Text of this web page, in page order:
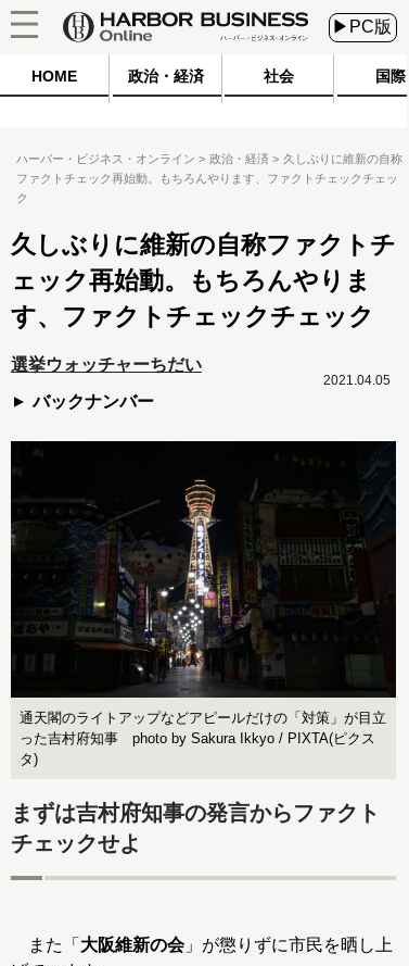
▶PC版
HOME 政治・経済 社会 国際
ハーバー・ビジネス・オンライン 政治・経済
久しぶりに維新の自称
ファクトチェック再始動。もちろんやります、ファクトチェックチェッ
ク
久しぶりに維新の自称ファクトチ
ェック再始動。もちろんやりま
す、ファクトチェックチェック
選挙ウォッチャーちだい
バックナンバー
2021.04.05
通天閣のライトアップなどアピールだけの「対策」が目立
った吉村府知事 photo by Sakura Ikkyo / PIXTA(ピクス
タ)
まずは吉村府知事の発言からファクト
チェックせよ
また「 大阪維新の会」が懲りずに市民を晒し上